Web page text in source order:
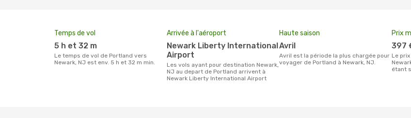
Temps de vol
5 h et 32 m
Le temps de vol de Portland vers
Newark, NJ est env. 5 h et 32 m min.
Arrivée à l'aéroport
Newark Liberty International
Airport
Les vols ayant pour destination Newark,
NJ au depart de Portland arrivent à
Newark Liberty International Airport
Haute saison
avril
avril est la période la plus chargée pour
voyager de Portland à Newark, NJ.
Prix
397
Le prix moyen d'un billet Portland
étant